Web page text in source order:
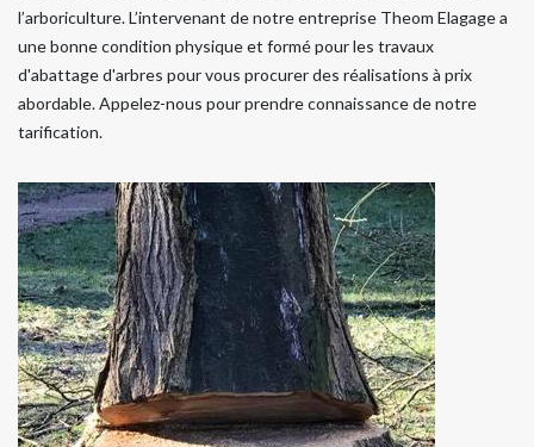
l’arboriculture. L’intervenant de notre entreprise Theom Elagage a
une bonne condition physique et formé pour les travaux
d'abattage d'arbres pour vous procurer des réalisations à prix
abordable. Appelez-nous pour prendre connaissance de notre
tarification.